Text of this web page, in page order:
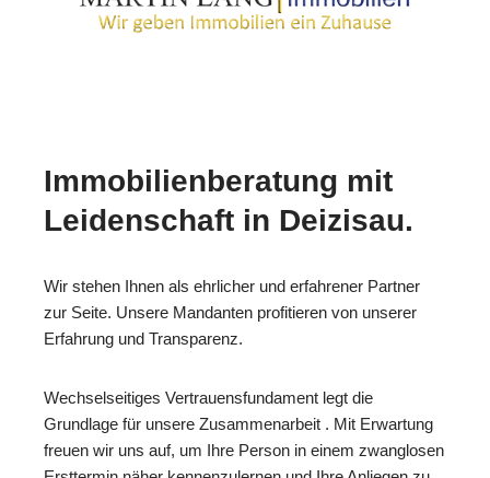
Immobilienberatung mit
Leidenschaft in Deizisau.
Wir stehen Ihnen als ehrlicher und erfahrener Partner
zur Seite. Unsere Mandanten profitieren von unserer
Erfahrung und Transparenz.
Wechselseitiges Vertrauensfundament legt die
Grundlage für unsere Zusammenarbeit . Mit Erwartung
freuen wir uns auf, um Ihre Person in einem zwanglosen